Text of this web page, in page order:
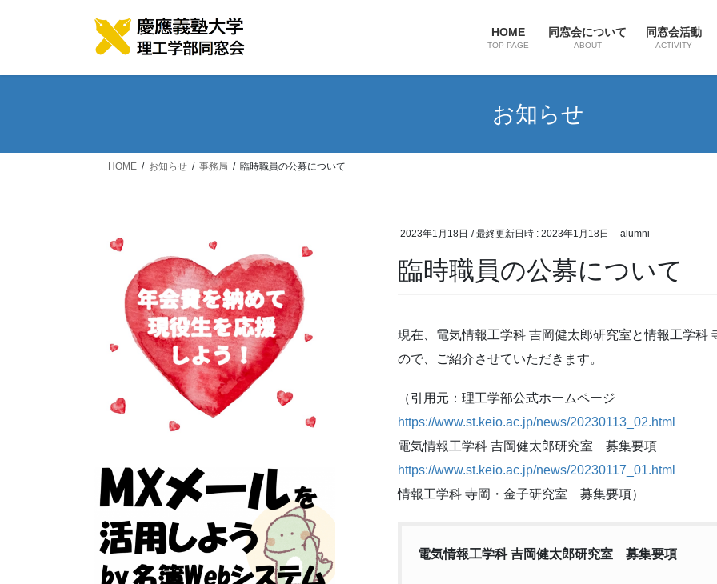
HOME
TOP PAGE
同窓会について
ABOUT
同窓会活動
ACTIVITY
お知らせ
HOME お知らせ 事務局 臨時職員の公募について
2023年1月18日 / 最終更新日時 : 2023年1月18日 alumni
臨時職員の公募について
現在、電気情報工学科 吉岡健太郎研究室と情報工学科
ので、ご紹介させていただきます。
（引用元：理工学部公式ホームページ
https://www.st.keio.ac.jp/news/20230113_02.html
電気情報工学科 吉岡健太郎研究室 募集要項
https://www.st.keio.ac.jp/news/20230117_01.html
情報工学科 寺岡・金子研究室 募集要項）
電気情報工学科 吉岡健太郎研究室 募集要項